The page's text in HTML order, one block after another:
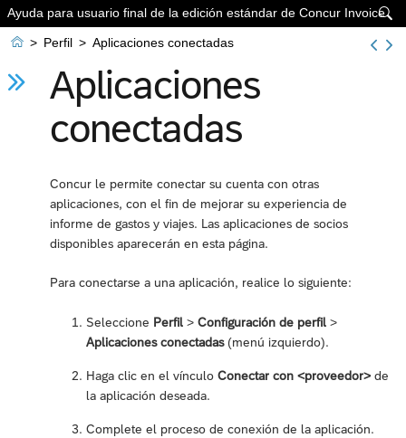

Ayuda para usuario final de la edición estándar de Concur Invoice
 > Perfil > Aplicaciones conectadas
Aplicaciones
conectadas
Concur le permite conectar su cuenta con otras
aplicaciones, con el fin de mejorar su experiencia de
informe de gastos y viajes. Las aplicaciones de socios
disponibles aparecerán en esta página.
Para conectarse a una aplicación, realice lo siguiente:
Seleccione Perfil > Configuración de perfil >
Aplicaciones conectadas(menú izquierdo).
Haga clic en el vínculo Conectar con <proveedor> de
la aplicación deseada.
Complete el proceso de conexión de la aplicación.